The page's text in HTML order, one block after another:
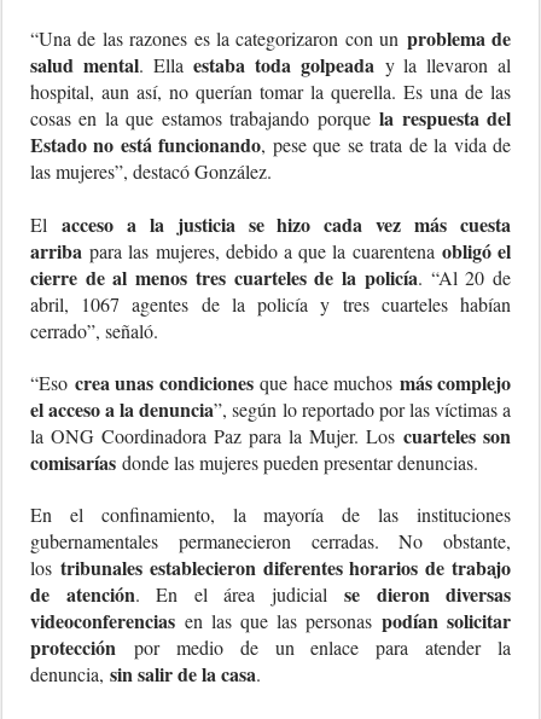
“Una de las razones es la categorizaron con un problema de
salud mental. Ellaestaba toda golpeaday la llevaron al
hospital, aun así, no querían tomar la querella. Es una de las
cosas en la que estamos trabajando porquela respuesta del
Estado no está funcionando, pese que se trata de la vida de
las mujeres”, destacó González.
El acceso a la justicia se hizo cada vez más cuesta
arriba para las mujeres, debido a que la cuarentena obligó el
cierre de al menos tres cuarteles de la policía. “Al 20 de
abril, 1067 agentes de la policía y tres cuarteles habían
cerrado”, señaló.
“Eso crea unas condicionesque hace muchos más complejo
el acceso a la denuncia”, según lo reportado por las víctimas a
la ONG Coordinadora Paz para la Mujer. Los cuarteles son
comisarías donde las mujeres pueden presentar denuncias.
En el confinamiento, la mayoría de las instituciones
gubernamentales permanecieron cerradas. No obstante,
los tribunales establecieron diferentes horarios de trabajo
de atención. En el área judicial se dieron diversas
videoconferencias en las que las personas podían solicitar
protección por medio de un enlace para atender la
denuncia, sin salir de la casa.